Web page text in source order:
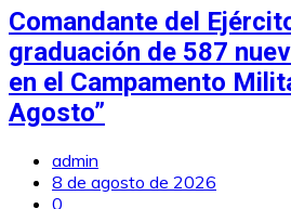
Comandante del
graduación de 587
en el Campamento
Agosto”
admin
8 de agosto de 2026
0